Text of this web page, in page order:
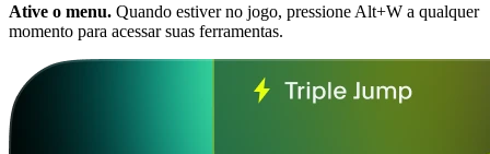
Ative o menu. Quando estiver no jogo, pressione Alt+W a qualquer
momento para acessar suas ferramentas.